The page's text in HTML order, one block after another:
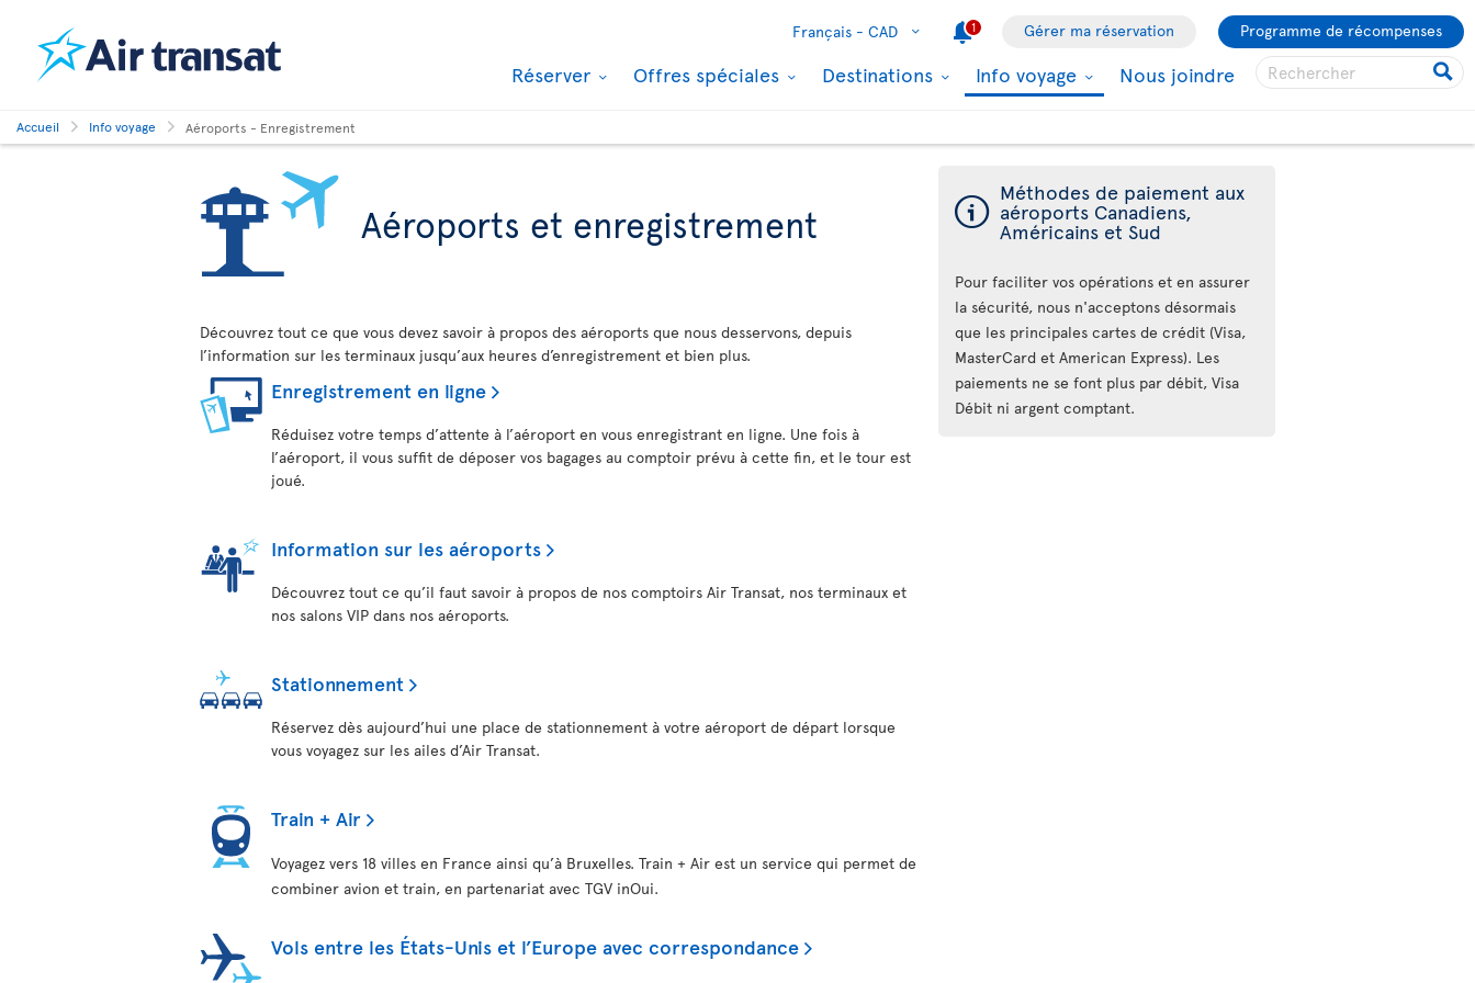
Français - CAD 1 Gérer ma réservation Programme de récompenses
Réserver Offres spéciales Destinations Info voyage Nous joindre
Accueil Info voyage Aéroports - Enregistrement
Aéroports et enregistrement
Découvrez tout ce que vous devez savoir à propos des aéroports que nous desservons, depuis
l’information sur les terminaux jusqu’aux heures d’enregistrement et bien plus.
Enregistrement en ligne
Réduisez votre temps d’attente à l’aéroport en vous enregistrant en ligne. Une fois à
l’aéroport, il vous suffit de déposer vos bagages au comptoir prévu à cette fin, et le tour est
joué.
Information sur les aéroports
Découvrez tout ce qu’il faut savoir à propos de nos comptoirs Air Transat, nos terminaux et
nos salons VIP dans nos aéroports.
Stationnement
Réservez dès aujourd’hui une place de stationnement à votre aéroport de départ lorsque
vous voyagez sur les ailes d’Air Transat.
Train + Air
Voyagez vers 18 villes en France ainsi qu’à Bruxelles. Train + Air est un service qui permet de
combiner avion et train, en partenariat avec TGV inOui.
Vols entre les États-Unis et l’Europe avec correspondance
ý Méthodes de paiement aux
aéroports Canadiens,
Américains et Sud
Pour faciliter vos opérations et en assurer
la sécurité, nous n'acceptons désormais
que les principales cartes de crédit (Visa,
MasterCard et American Express). Les
paiements ne se font plus par débit, Visa
Débit ni argent comptant.